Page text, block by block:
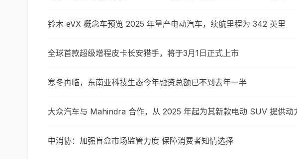
铃木 eVX 概念车预览 2025 年量产电动汽车，续航里程为 342 英里
全球首款超级增程皮卡长安猎手，将于3月1日正式上市
寒冬再临，东南亚科技生态今年融资总额已不到去年一半
大众汽车与 Mahindra 合作，从 2025 年起为其新款电动 SUV 提供动
中消协：加强盲盒市场监管力度 保障消费者知情选择